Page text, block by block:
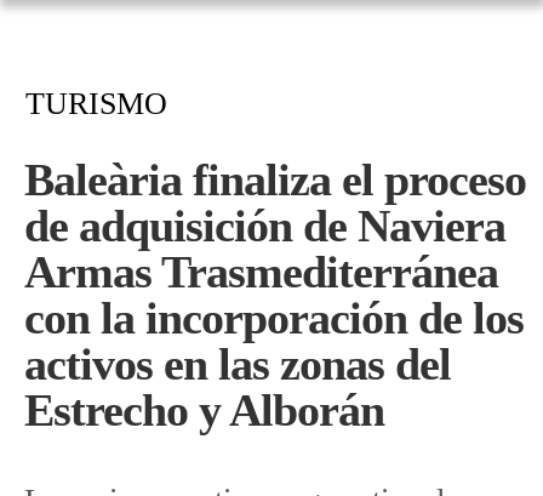
TURISMO
Baleària finaliza el proceso
de adquisición de Naviera
Armas Trasmediterránea
con la incorporación de los
activos en las zonas del
Estrecho y Alborán